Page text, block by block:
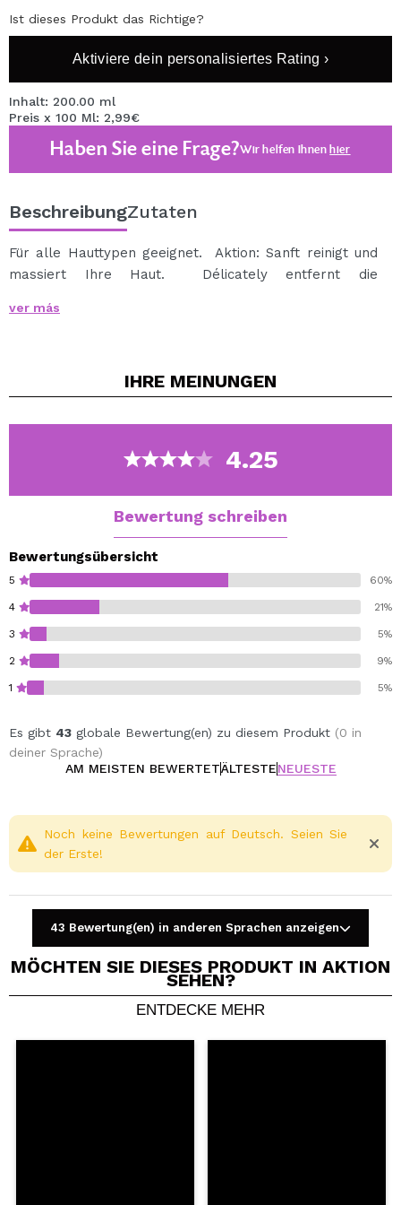
Ist dieses Produkt das Richtige?
Aktiviere dein personalisiertes Rating ›
Inhalt: 200.00 ml
Preis x 100 Ml: 2,99€
Haben Sie eine Frage?Wir helfen Ihnenhier
BeschreibungZutaten
Für alle Hauttypen geeignet. Aktion: Sanft reinigt und
massiert Ihre Haut. Délicately entfernt die
Blutkreislauf und sauerstoffhaltige Verbindungen die
mit kreisenden Bewegungen massieren. Mit warmem
Glucosido.
ver más
IHRE MEINUNGEN
4.25
Bewertung schreiben
Bewertungsübersicht
5 60%
4 21%
3 5%
2 9%
1 5%
Es gibt 43 globale Bewertung(en) zu diesem Produkt (0 in
deiner Sprache)
AM MEISTEN BEWERTETÄLTESTENEUESTE
Ein Video oder Foto teilen
Dein Video könnte das erste sein. Stell es dir vor...
Noch keine Bewertungen auf Deutsch. Seien Sie
der Erste!
43 Bewertung(en) in anderen Sprachen anzeigen
MÖCHTEN SIE DIESES PRODUKT IN AKTION
SEHEN?
ENTDECKE MEHR